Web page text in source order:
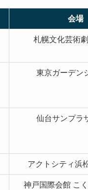
会場
札幌文化芸術
東京ガーデン
仙台サンプラ
アクトシティ浜
神戸国際会館 こ